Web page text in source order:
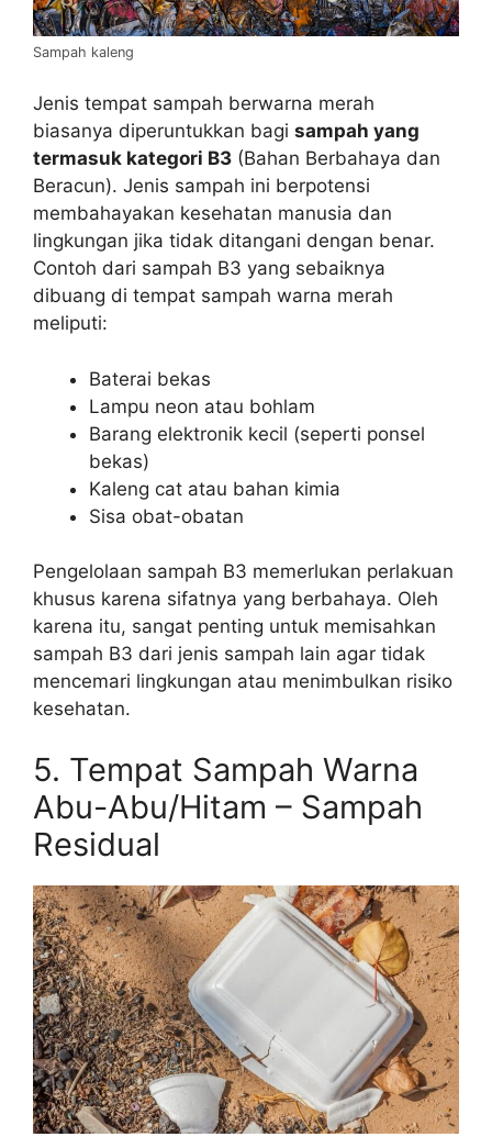
Sampah kaleng
Jenis tempat sampah berwarna merah
biasanya diperuntukkan bagi sampah yang
termasuk kategori B3 (Bahan Berbahaya dan
Beracun). Jenis sampah ini berpotensi
membahayakan kesehatan manusia dan
lingkungan jika tidak ditangani dengan benar.
Contoh dari sampah B3 yang sebaiknya
dibuang di tempat sampah warna merah
meliputi:
Baterai bekas
Lampu neon atau bohlam
Barang elektronik kecil (seperti ponsel
bekas)
Kaleng cat atau bahan kimia
Sisa obat-obatan
Pengelolaan sampah B3 memerlukan perlakuan
khusus karena sifatnya yang berbahaya. Oleh
karena itu, sangat penting untuk memisahkan
sampah B3 dari jenis sampah lain agar tidak
mencemari lingkungan atau menimbulkan risiko
kesehatan.
5. Tempat Sampah Warna
Abu-Abu/Hitam – Sampah
Residual